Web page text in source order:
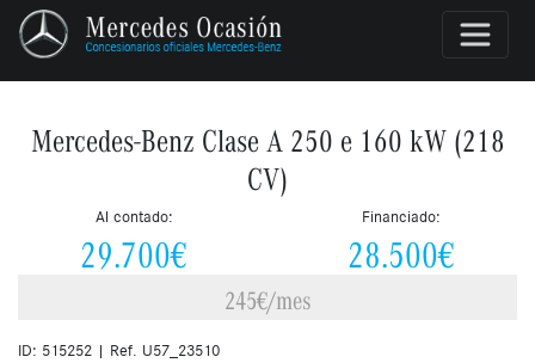
Mercedes-Benz Clase A 250 e 160 kW (218
CV)
Al contado:
29.700€
Financiado:
28.500€
245€/mes
ID: 515252 | Ref. U57_23510